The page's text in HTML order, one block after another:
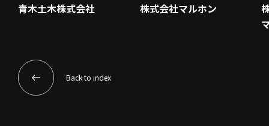
青木土木株式会社 株式会社マルホン
Back to index